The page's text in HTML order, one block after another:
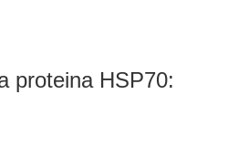
proteina HSP70: